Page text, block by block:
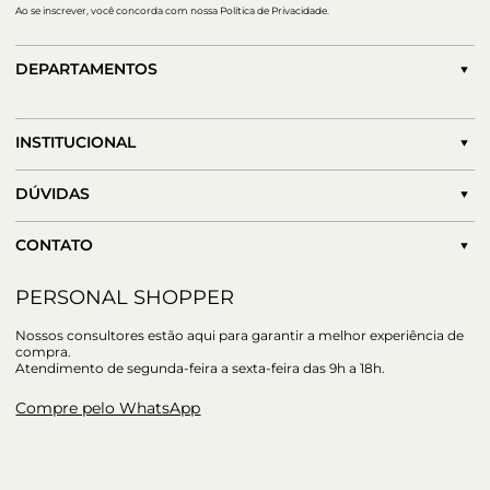
Ao se inscrever, você concorda com nossa Política de Privacidade.
DEPARTAMENTOS
INSTITUCIONAL
DÚVIDAS
CONTATO
PERSONAL SHOPPER
Nossos consultores estão aqui para garantir a melhor experiência de
compra.
Atendimento de segunda-feira a sexta-feira das 9h a 18h.
Compre pelo WhatsApp